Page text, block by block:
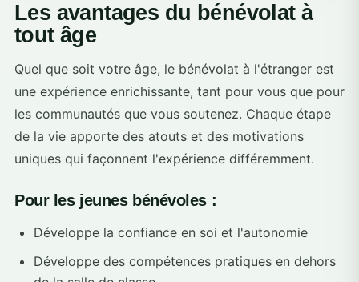
Les avantages du bénévolat à
tout âge
Quel que soit votre âge, le bénévolat à l'étranger est
une expérience enrichissante, tant pour vous que pour
les communautés que vous soutenez. Chaque étape
de la vie apporte des atouts et des motivations
uniques qui façonnent l'expérience différemment.
Pour les jeunes bénévoles :
Développe la confiance en soi et l'autonomie
Développe des compétences pratiques en dehors